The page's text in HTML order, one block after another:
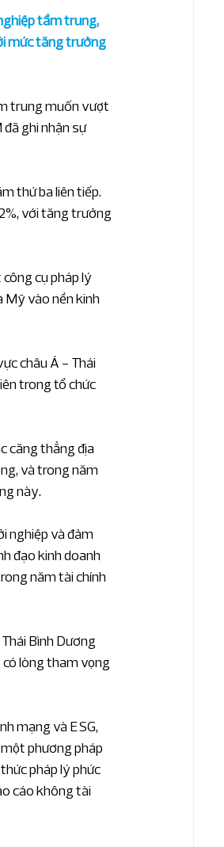
tầm trung,
mức tăng trưởng
trung muốn vượt
ghi nhận sự
thứ ba liên tiếp.
với tăng trưởng
cụ pháp lý
Mỹ vào nền kinh
châu Á - Thái
trong tổ chức
căng thẳng địa
và trong năm
này.
nghiệp và đảm
đạo kinh doanh
năm tài chính
Bình Dương
lòng tham vọng
mạng và ESG,
phương pháp
pháp lý phức
cáo không tài